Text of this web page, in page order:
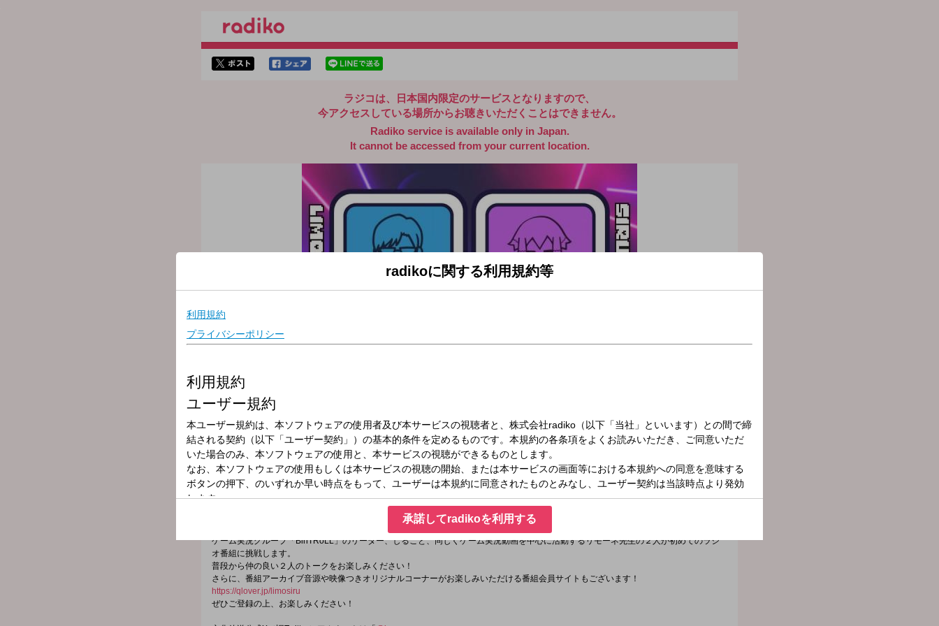
ラジコは、日本国内限定のサービスとなりますので、
今アクセスしている場所からお聴きいただくことはできません。
Radiko service is available only in Japan.
It cannot be accessed from your current location.
放送局
放送時間
2026年6月10日（水）26:00～26:30
番組名
リモしるの体験版
番組メールフォーム：
https://form.run/@limosiru
https://x.com/limosiru_radio?s=20 」
ゲーム実況グループ「BinTRoLL」のリーダー、しること、同じくゲーム実況動画を中心に活動するリモーネ先生の２人が初めてのラジ
オ番組に挑戦します。
普段から仲の良い２人のトークをお楽しみください！
さらに、番組アーカイブ音源や映像つきオリジナルコーナーがお楽しみいただける番組会員サイトもございます！
https://qlover.jp/limosiru
ぜひご登録の上、お楽しみください！
radikoに関する利用規約等
承諾してradikoを利用する